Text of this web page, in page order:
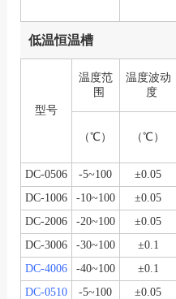
低温恒温槽
型号
温度范
围
温度波动
度
（℃） （℃）
DC-0506 -5~100 ±0.05
DC-1006
-10~100 ±0.05
DC-2006
-20~100 ±0.05
DC-3006
-30~100 ±0.1
DC-4006
-40~100 ±0.1
DC-0510
-5~100 ±0.05